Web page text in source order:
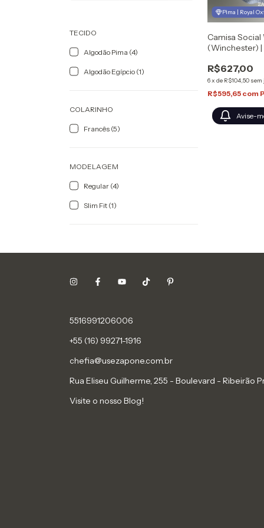
TECIDO
Algodão Pima (4)
Algodão Egípcio (1)
COLARINHO
Francês (5)
MODELAGEM
Regular (4)
Slim Fit (1)
Pima | Royal
Camisa
(Winchester)
R$627,00
6xde R$104,50 sem
R$595,65 com
Avise-
5516991206006
+55 (16) 99271-1916
chefia@usezapone.com.br
Rua Eliseu Guilherme, 255 - Boulevard - Ribeirão
Visite o nosso Blog!